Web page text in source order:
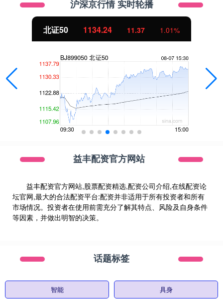
沪深京行情 实时轮播
北证50 1134.24 11.37 1.01%
益丰配资官方网站
益丰配资官方网站,股票配资精选,配资公司介绍,在线配资论
坛官网,最大的合法配资平台:配资并非适用于所有投资者和所有
市场情况。投资者在使用前需充分了解其特点、风险及自身条件
等因素，并做出明智的决策。
话题标签
智能 具身